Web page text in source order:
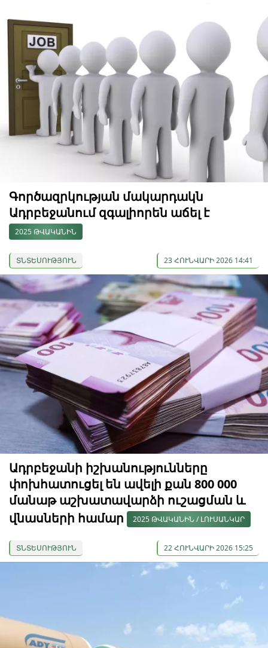
Գործազրկության մակարդակն
Ադրբեջանում զգալիորեն աճել է
2025 ԹՎԱԿԱՆԻՆ
ՏՆՏԵՍՈՒԹՅՈՒՆ 23 ՀՈՒՆՎԱՐԻ 2026 14:41
Ադրբեջանի իշխանությունները
փոխհատուցել են ավելի քան 800 000
մանաթ աշխատավարձի ուշացման և
վնասների համար
2025 ԹՎԱԿԱՆԻՆ / ԼՈՒՍԱՆԿԱՐ
ՏՆՏԵՍՈՒԹՅՈՒՆ 22 ՀՈՒՆՎԱՐԻ 2026 15:25